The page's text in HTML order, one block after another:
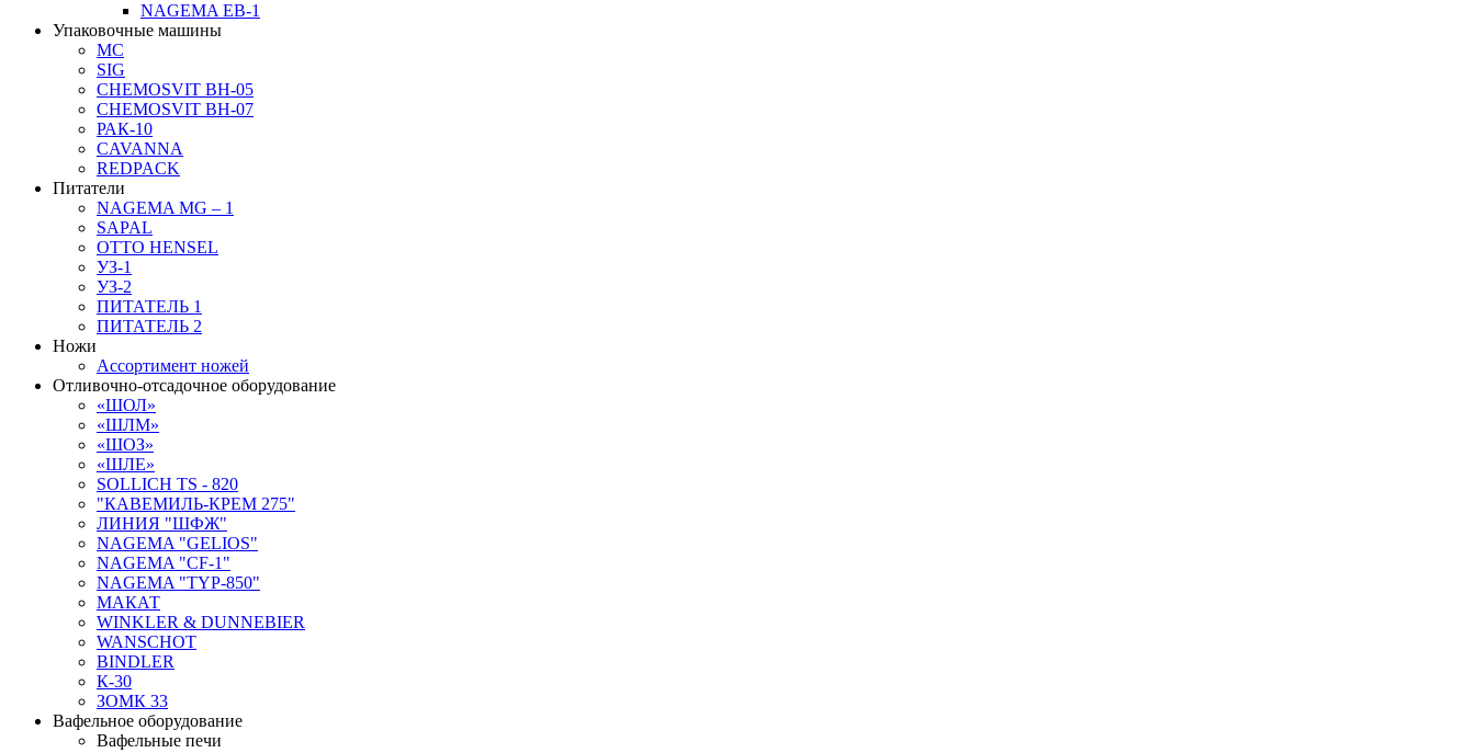
NAGEMA EB-1
Упаковочные машины
MC
SIG
CHEMOSVIT BH-05
CHEMOSVIT BH-07
РАК-10
CAVANNA
REDPACK
Питатели
NAGEMA MG – 1
SAPAL
OTTO HENSEL
УЗ-1
УЗ-2
ПИТАТЕЛЬ 1
ПИТАТЕЛЬ 2
Ножи
Ассортимент ножей
Отливочно-отсадочное оборудование
«ШОЛ»
«ШЛМ»
«ШОЗ»
«ШЛЕ»
SOLLICH TS - 820
"КАВЕМИЛЬ-КРЕМ 275"
ЛИНИЯ "ШФЖ"
NAGEMA "GELIOS"
NAGEMA "CF-1"
NAGEMA "TYP-850"
МАКАТ
WINKLER & DUNNEBIER
WANSCHOT
BINDLER
К-30
ЗОМК 33
Вафельное оборудование
Вафельные печи